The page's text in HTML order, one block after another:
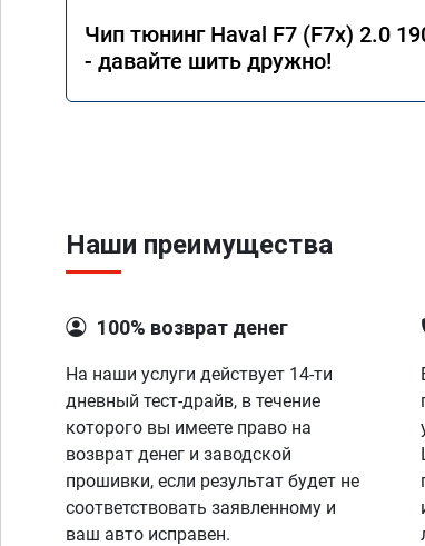
Чип тюнинг Haval F7 (F7x) 2.0
- давайте шить дружно!
Наши преимущества
100% возврат денег
На наши услуги действует 14-ти
дневный тест-драйв, в течение
которого вы имеете право на
возврат денег и заводской
прошивки, если результат будет не
соответствовать заявленному и
ваш авто исправен.